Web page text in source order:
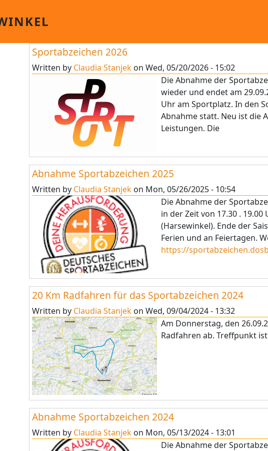
Sportabzeichen 2026
Written by Claudia Stanjek on Wed, 05/20/2026 - 15:02
Die Abnahme der
wieder und endet am
Uhr am Sportplatz. In den
Abnahme statt. Neu ist die
Leistungen. Die
Abnahme Sportabzeichen 2025
Written by Claudia Stanjek on Mon, 05/26/2025 - 10:54
Die Abnahme der
in der Zeit von 17.30 .
(Harsewinkel). Ende der
Ferien und an Feiertagen.
https://
20 Km Radfahren für das Sportabzeichen 2024
Written by Claudia Stanjek on Wed, 09/04/2024 - 13:32
Am Donnerstag, den
Radfahren ab. Treffpunkt
Abnahme Sportabzeichen 2024
Written by Claudia Stanjek on Mon, 05/13/2024 - 13:01
Die Abnahme der